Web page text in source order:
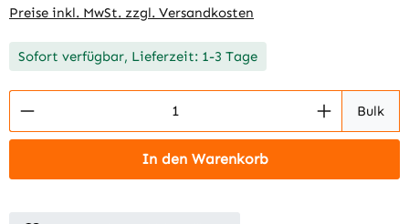
Preise inkl. MwSt. zzgl. Versandkosten
Sofort verfügbar, Lieferzeit: 1-3 Tage
Produkt Anzahl: Gib den gewünschtenBulk
In den Warenkorb